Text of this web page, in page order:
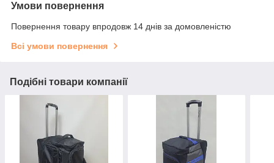
Умови повернення
Повернення товару впродовж 14 днів за домовленістю
Всі умови повернення
Подібні товари компанії